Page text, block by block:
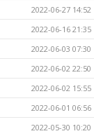
2022-06-27 14:52
2022-06-16 21:35
2022-06-03 07:30
2022-06-02 22:50
2022-06-02 15:55
2022-06-01 06:56
2022-05-30 10:20